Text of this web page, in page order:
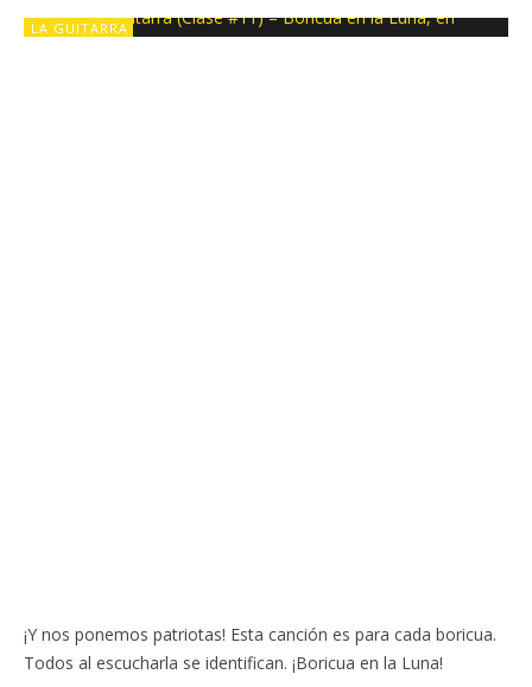
LA GUITARRA
¡Y nos ponemos patriotas! Esta canción es para cada boricua.
Todos al escucharla se identifican. ¡Boricua en la Luna!